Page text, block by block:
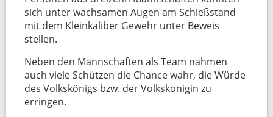
sich unter wachsamen Augen am Schießstand
mit dem Kleinkaliber Gewehr unter Beweis
stellen.
Neben den Mannschaften als Team nahmen
auch viele Schützen die Chance wahr, die Würde
des Volkskönigs bzw. der Volkskönigin zu
erringen.